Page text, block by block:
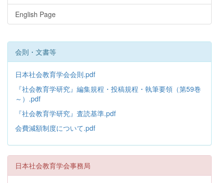
English Page
会則・文書等
日本社会教育学会会則.pdf
『社会教育学研究』編集規程・投稿規程・執筆要領（第59巻
～）.pdf
『社会教育学研究』査読基準.pdf
会費減額制度について.pdf
日本社会教育学会事務局